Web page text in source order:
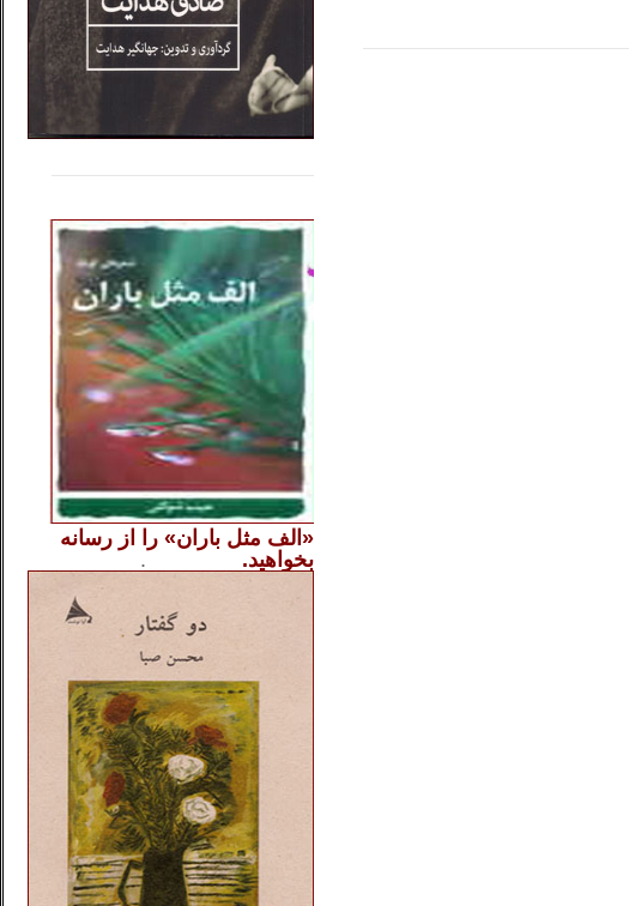
«الف مثل باران» را از رسانه
بخواهید.
.